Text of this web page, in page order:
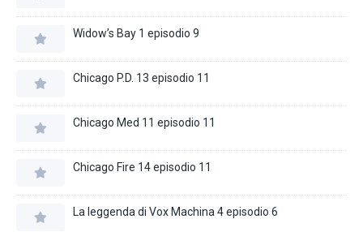
Widow’s Bay 1 episodio 9
Chicago P.D. 13 episodio 11
Chicago Med 11 episodio 11
Chicago Fire 14 episodio 11
La leggenda di Vox Machina 4 episodio 6